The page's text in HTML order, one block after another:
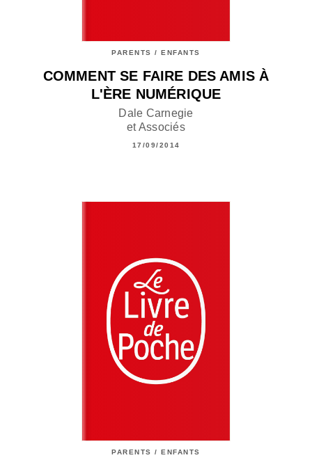
PARENTS / ENFANTS
COMMENT SE FAIRE DES AMIS À
L'ÈRE NUMÉRIQUE
Dale Carnegie
et Associés
17/09/2014
PARENTS / ENFANTS